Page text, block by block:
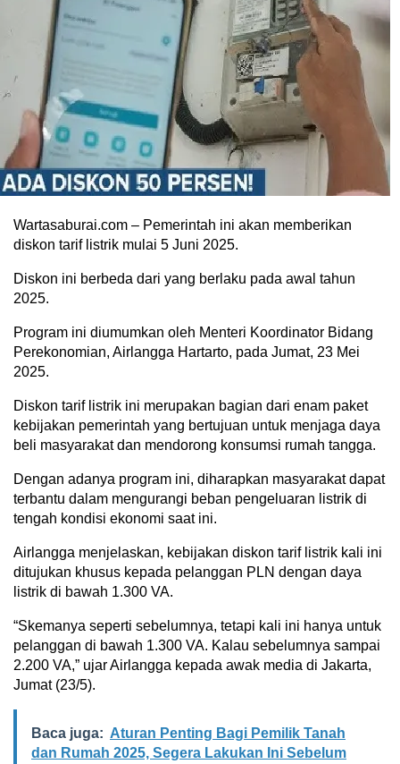
Wartasaburai.com – Pemerintah ini akan memberikan
diskon tarif listrik mulai 5 Juni 2025.
Diskon ini berbeda dari yang berlaku pada awal tahun
2025.
Program ini diumumkan oleh Menteri Koordinator Bidang
Perekonomian, Airlangga Hartarto, pada Jumat, 23 Mei
2025.
Diskon tarif listrik ini merupakan bagian dari enam paket
kebijakan pemerintah yang bertujuan untuk menjaga daya
beli masyarakat dan mendorong konsumsi rumah tangga.
Dengan adanya program ini, diharapkan masyarakat dapat
terbantu dalam mengurangi beban pengeluaran listrik di
tengah kondisi ekonomi saat ini.
Airlangga menjelaskan, kebijakan diskon tarif listrik kali ini
ditujukan khusus kepada pelanggan PLN dengan daya
listrik di bawah 1.300 VA.
“Skemanya seperti sebelumnya, tetapi kali ini hanya untuk
pelanggan di bawah 1.300 VA. Kalau sebelumnya sampai
2.200 VA,” ujar Airlangga kepada awak media di Jakarta,
Jumat (23/5).
Baca juga: Aturan Penting Bagi Pemilik Tanah
dan Rumah 2025, Segera Lakukan Ini Sebelum